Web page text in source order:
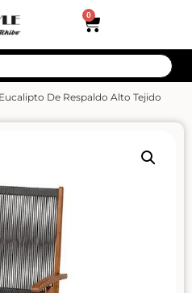
0
De Respaldo Alto Tejido